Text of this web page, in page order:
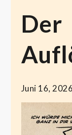
Der
Juni 16, 2026